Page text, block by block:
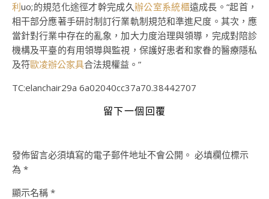
利uo;的規范化途徑才幹完成久辦公室系統櫃遠成長。“起首，
相干部分應著手研討制訂行業軌制規范和準進尺度。其次，應
當針對行業中存在的亂象，加大力度治理與領導，完成對陪診
機構及平臺的有用領導與監視，保護好患者和家眷的醫療隱私
及符歐凌辦公家具合法規權益。”
TC:elanchair29a 6a02040cc37a70.38442707
留下一個回覆
發佈留言必須填寫的電子郵件地址不會公開。 必填欄位標示
為 *
顯示名稱 *